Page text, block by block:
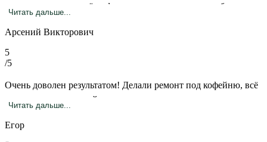
сделали ремонт в моём офисе — аккуратно, чисто и без
решали все вопросы сразу.
Читать дальше...
Арсений Викторович
5
/5
Очень доволен результатом! Делали ремонт под кофейню, всё
продумано до мелочей — электрика, стены, плитка, потолок.
Теперь интерьер выглядит просто шикарно
Читать дальше...
Егор